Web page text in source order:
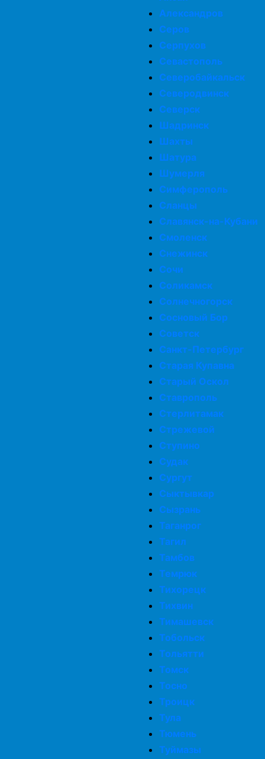
Александров
Серов
Серпухов
Севастополь
Северобайкальск
Северодвинск
Северск
Шадринск
Шахты
Шатура
Шумерля
Симферополь
Сланцы
Славянск-на-Кубани
Смоленск
Снежинск
Сочи
Соликамск
Солнечногорск
Сосновый Бор
Советск
Санкт-Петербург
Старая Купавна
Старый Оскол
Ставрополь
Стерлитамак
Стрежевой
Ступино
Судак
Сургут
Сыктывкар
Сызрань
Таганрог
Тагил
Тамбов
Темрюк
Тихорецк
Тихвин
Тимашевск
Тобольск
Тольятти
Томск
Тосно
Троицк
Тула
Тюмень
Туймазы